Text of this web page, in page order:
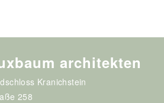
architekten
Kranichstein
258